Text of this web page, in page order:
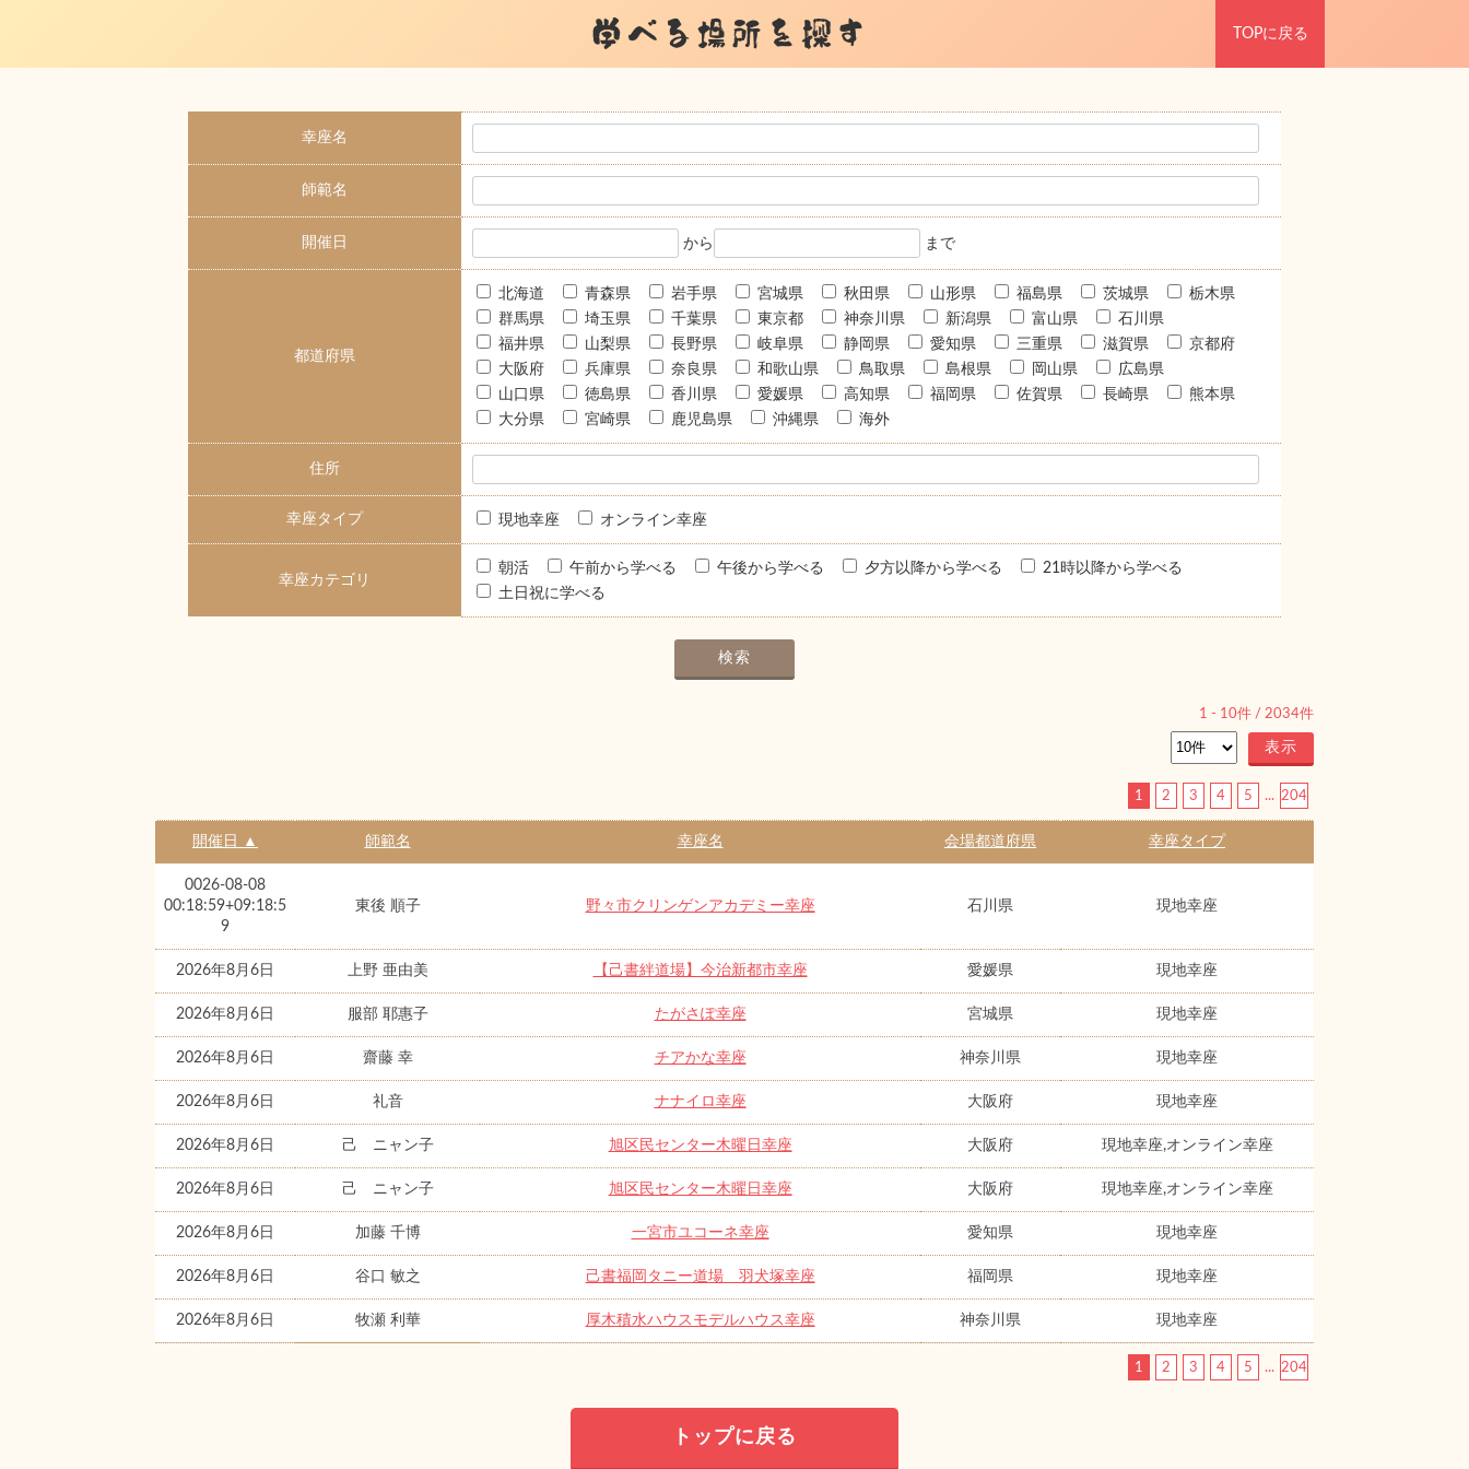
学べる場所を探す TOPに戻る
幸座名
師範名
開催日 から まで
都道府県
北海道 青森県 岩手県 宮城県 秋田県 山形県 福島県 茨城県
栃木県
群馬県
埼玉県 千葉県 東京都 神奈川県 新潟県 富山県
石川県
福井県
山梨県 長野県 岐阜県 静岡県 愛知県 三重県 滋賀県
京都府
大阪府
兵庫県 奈良県 和歌山県 鳥取県 島根県 岡山県
広島県
山口県
徳島県 香川県 愛媛県 高知県 福岡県 佐賀県 長崎県
熊本県
大分県
宮崎県 鹿児島県 沖縄県 海外
住所
幸座タイプ 現地幸座 オンライン幸座
幸座カテゴリ
朝活 午前から学べる 午後から学べる 夕方以降から学べる
21時以降から学べる
土日祝に学べる
1 - 10件 / 2034件
1 2 3 4 5 ... 204
開催日 ▲ 師範名 幸座名 会場都道府県 幸座タイプ
0026-08-08
00:18:59+09:18:5
9
東後 順子 野々市クリンゲンアカデミー幸座 石川県 現地幸座
2026年8月6日 上野 亜由美 【己書絆道場】今治新都市幸座 愛媛県 現地幸座
2026年8月6日 服部 耶惠子 たがさぽ幸座 宮城県 現地幸座
2026年8月6日 齋藤 幸 チアかな幸座 神奈川県 現地幸座
2026年8月6日 礼音 ナナイロ幸座 大阪府 現地幸座
2026年8月6日 己 ニャン子 旭区民センター木曜日幸座 大阪府 現地幸座,オンライン幸座
2026年8月6日 己 ニャン子 旭区民センター木曜日幸座 大阪府 現地幸座,オンライン幸座
2026年8月6日 加藤 千博 一宮市ユコーネ幸座 愛知県 現地幸座
2026年8月6日 谷口 敏之 己書福岡タニー道場 羽犬塚幸座 福岡県 現地幸座
2026年8月6日 牧瀬 利華 厚木積水ハウスモデルハウス幸座 神奈川県 現地幸座
1 2 3 4 5 ... 204
トップに戻る